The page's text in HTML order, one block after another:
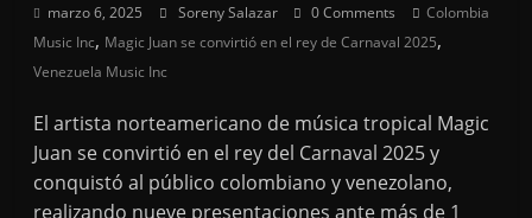
marzo 6, 2025 Soreny Salazar 0 Comments
Colombia
Music Inc, Magic Juan se convirtió en el rey de Carnaval 2025,
Venezuela Music Inc
El artista norteamericano de música tropical Magic
Juan se convirtió en el rey del Carnaval 2025 y
conquistó al público colombiano y venezolano,
realizando nueve presentaciones ante más de 1